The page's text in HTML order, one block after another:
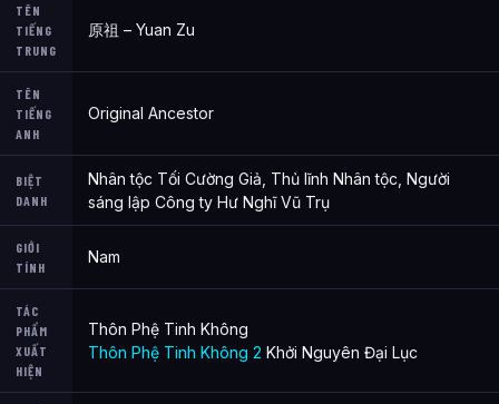
TÊN
TIẾNG
TRUNG
原祖 – Yuan Zu
TÊN
TIẾNG
ANH
Original Ancestor
BIỆT
DANH
Nhân tộc Tối Cường Giả, Thủ lĩnh Nhân tộc, Người
sáng lập Công ty Hư Nghĩ Vũ Trụ
GIỚI
TÍNH
Nam
TÁC
PHẨM
XUẤT
HIỆN
Thôn Phệ Tinh Không
Thôn Phệ Tinh Không 2 Khởi Nguyên Đại Lục